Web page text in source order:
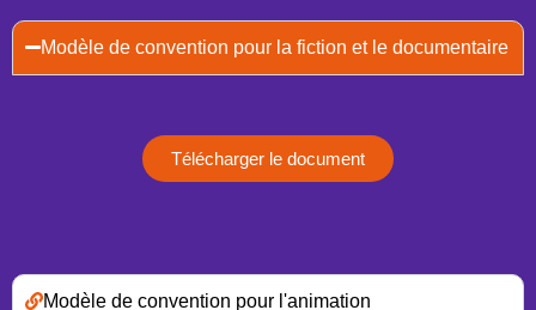
Modèle de convention pour la fiction et le documentaire
Télécharger le document
Modèle de convention pour l'animation